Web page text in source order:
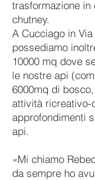
trasformazione in
chutney.
A Cucciago in
possediamo
10000 mq dove
le nostre api
6000mq di
attività ricreativo-
approfondimenti
api.
«Mi chiamo
da sempre ho